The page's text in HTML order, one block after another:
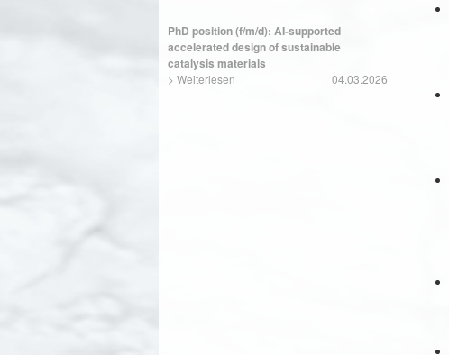
PhD position (f/m/d): AI-supported
accelerated design of sustainable
catalysis materials
> Weiterlesen 04.03.2026